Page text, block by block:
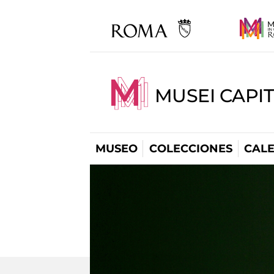
MUSEI
MUSEO COLECCIONES